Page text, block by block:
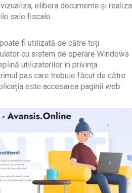
elibera documente și realiza
sale fiscale.
poate fi utilizată de către toți
cu sistem de operare Windows
utilizatorilor în privința
pas care trebuie făcut de către
este accesarea paginii web: